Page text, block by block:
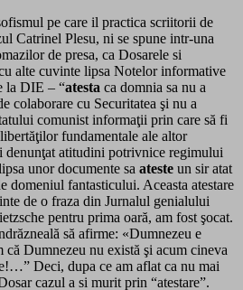
pe care il practica scriitorii de
Catrinel Plesu, ni se spune intr-una
de presa, ca Dosarele si
alte cuvinte lipsa Notelor informative
la DIE – “atesta ca domnia sa nu a
colaborare cu Securitatea şi nu a
comunist informaţii prin care să fi
fundamentale ale altor
denunţat atitudini potrivnice regimului
unor documente sa ateste un sir atat
domeniul fantasticului. Aceasta atestare
de o fraza din Jurnalul genialului
pentru prima oară, am fost şocat.
să afirme: «Dumnezeu e
Dumnezeu nu există şi acum cineva
Deci, dupa ce am aflat ca nu mai
cazul a si murit prin “atestare”.